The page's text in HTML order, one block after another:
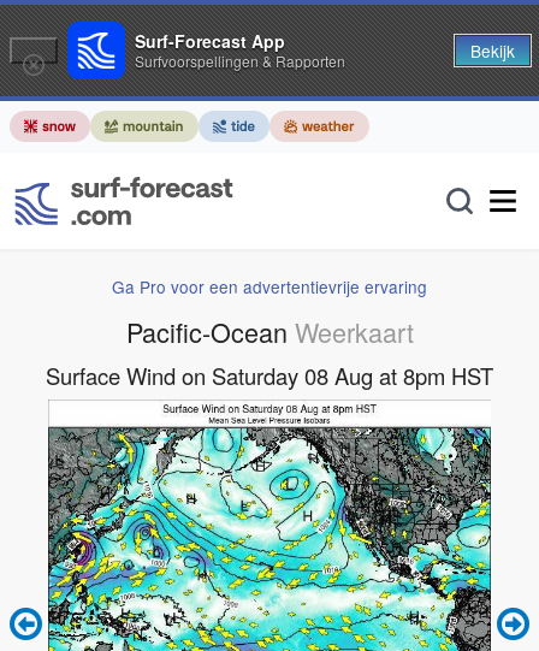
Ga Pro voor een advertentievrije ervaring
Pacific-Ocean Weerkaart
Surface Wind on Saturday 08 Aug at 8pm HST
Surf-Forecast App
Surfvoorspellingen & Rapporten Bekijk